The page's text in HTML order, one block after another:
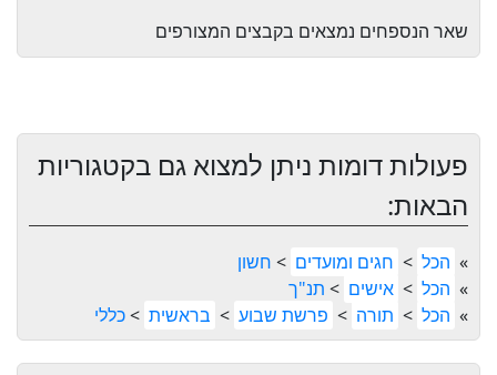
שאר הנספחים נמצאים בקבצים המצורפים
פעולות דומות ניתן למצוא גם בקטגוריות
הבאות:
» הכל > חגים ומועדים > חשון
» הכל > אישים > תנ"ך
» הכל > תורה > פרשת שבוע > בראשית >כללי